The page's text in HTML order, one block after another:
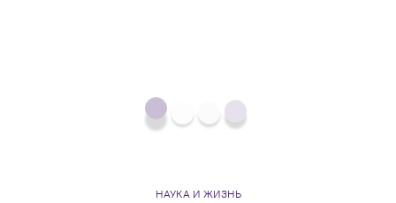
НАУКА И ЖИЗНЬ